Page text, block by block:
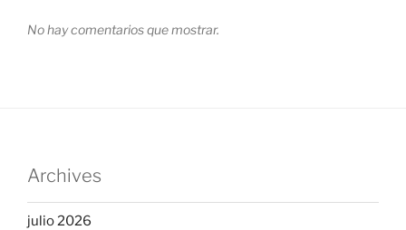
No hay comentarios que mostrar.
Archives
julio 2026